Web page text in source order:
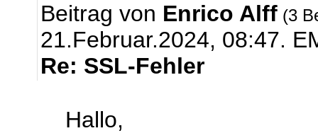
Beitrag von Enrico Alff (3
21.Februar.2024, 08:47.
Re: SSL-Fehler
Hallo,